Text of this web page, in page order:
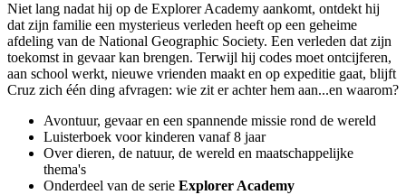
Niet lang nadat hij op de Explorer Academy aankomt, ontdekt hij
dat zijn familie een mysterieus verleden heeft op een geheime
afdeling van de National Geographic Society. Een verleden dat zijn
toekomst in gevaar kan brengen. Terwijl hij codes moet ontcijferen,
aan school werkt, nieuwe vrienden maakt en op expeditie gaat, blijft
Cruz zich één ding afvragen: wie zit er achter hem aan...en waarom?
Avontuur, gevaar en een spannende missie rond de wereld
Luisterboek voor kinderen vanaf 8 jaar
Over dieren, de natuur, de wereld en maatschappelijke
thema's
Onderdeel van de serie Explorer Academy